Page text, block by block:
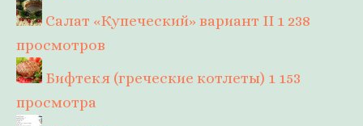
Салат «Купеческий» вариант II 1 238
просмотров
Бифтекя (греческие котлеты) 1 153
просмотра